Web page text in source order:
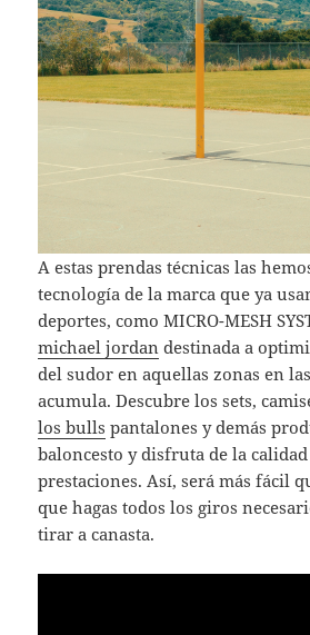
A estas prendas técnicas las
tecnología de la marca que ya
deportes, como MICRO-MESH
michael jordan destinada a
del sudor en aquellas zonas en
acumula. Descubre los sets,
los bulls pantalones y demás
baloncesto y disfruta de la calidad
prestaciones. Así, será más fácil
que hagas todos los giros
tirar a canasta.